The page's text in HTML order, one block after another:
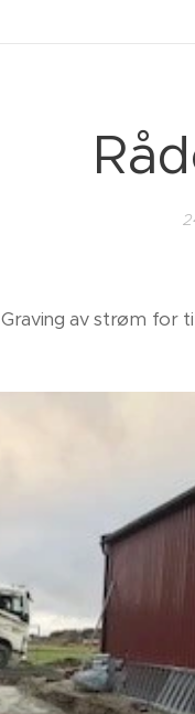
Graving av strøm for